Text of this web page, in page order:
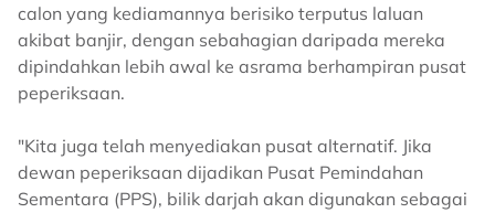
calon yang kediamannya berisiko terputus laluan
akibat banjir, dengan sebahagian daripada mereka
dipindahkan lebih awal ke asrama berhampiran pusat
peperiksaan.
"Kita juga telah menyediakan pusat alternatif. Jika
dewan peperiksaan dijadikan Pusat Pemindahan
Sementara (PPS), bilik darjah akan digunakan sebagai